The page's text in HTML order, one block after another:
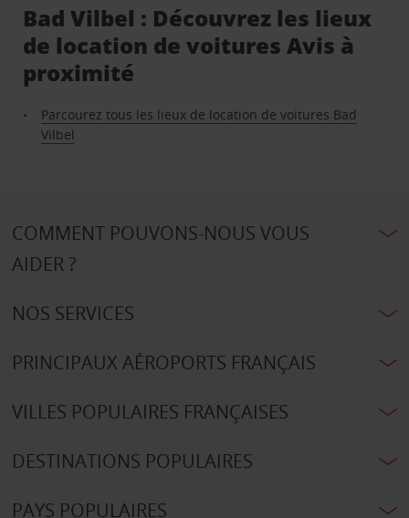
Bad Vilbel : Découvrez les lieux
de location de voitures Avis à
proximité
Parcourez tous les lieux de location de voitures Bad
Vilbel
COMMENT POUVONS-NOUS VOUS
AIDER ?
NOS SERVICES
PRINCIPAUX AÉROPORTS FRANÇAIS
VILLES POPULAIRES FRANÇAISES
DESTINATIONS POPULAIRES
PAYS POPULAIRES